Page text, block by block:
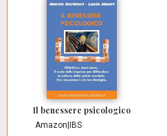
Il benessere psicologico
Amazon IBS